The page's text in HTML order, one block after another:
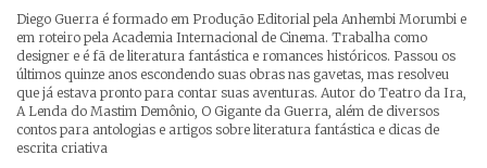
Diego Guerra é formado em Produção Editorial pela Anhembi Morumbi e
em roteiro pela Academia Internacional de Cinema. Trabalha como
designer e é fã de literatura fantástica e romances históricos. Passou os
últimos quinze anos escondendo suas obras nas gavetas, mas resolveu
que já estava pronto para contar suas aventuras. Autor do Teatro da Ira,
A Lenda do Mastim Demônio, O Gigante da Guerra, além de diversos
contos para antologias e artigos sobre literatura fantástica e dicas de
escrita criativa